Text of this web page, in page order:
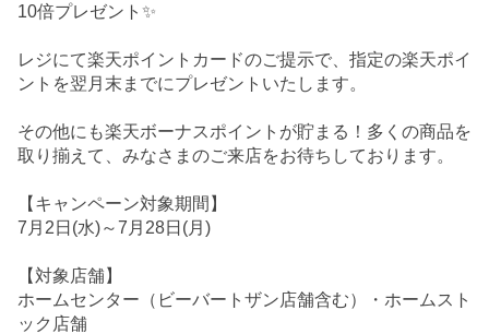
10倍プレゼント✨
レジにて楽天ポイントカードのご提示で、指定の楽天ポイ
ントを翌月末までにプレゼントいたします。
その他にも楽天ボーナスポイントが貯まる！多くの商品を
取り揃えて、みなさまのご来店をお待ちしております。
【キャンペーン対象期間】
7月2日(水)～7月28日(月)
【対象店舗】
ホームセンター（ビーバートザン店舗含む）・ホームスト
ック店舗